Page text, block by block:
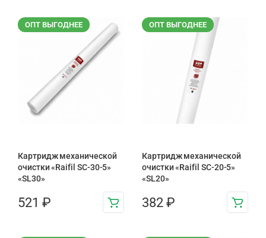
ОПТ ВЫГОДНЕЕ
Картридж механической
очистки «Raifil SC-30-5»
«SL30»
521 ₽
ОПТ ВЫГОДНЕЕ
Картридж механической
очистки «Raifil SC-20-5»
«SL20»
382 ₽